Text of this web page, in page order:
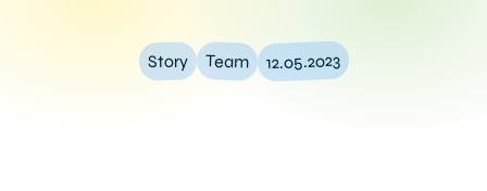
Story Team 12.05.2023